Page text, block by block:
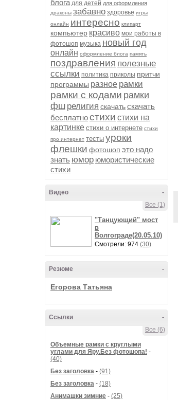
блога для детей для оформления
драконы забавно здоровье игры
онлайн интересно клипарт
компьютер красиво мои работы в
фотошоп музыка новый год
онлайн оформление блога память
поздравления полезные
ссылки политика приколы притчи
программы разное рамки
рамки с кодами рамки
фш религия скачатьскачать
бесплатностихи стихи на
картинке стихи о интернете стихи
про интернет тесты уроки
флешки фотошоп это надо
знать юмор юмористические
стихи
-
Видео
Все (1)
"Танцующий" мост
в
Волгограде(20.05.10)
Смотрели: 974 (30)
-
Резюме
Егорова Татьяна
-
Ссылки
Все (6)
Объемные рамки с круглыми
углами для Яру.Без фотошопа! -
(40)
Без заголовка - (91)
Без заголовка - (18)
Анимашки зимние - (25)